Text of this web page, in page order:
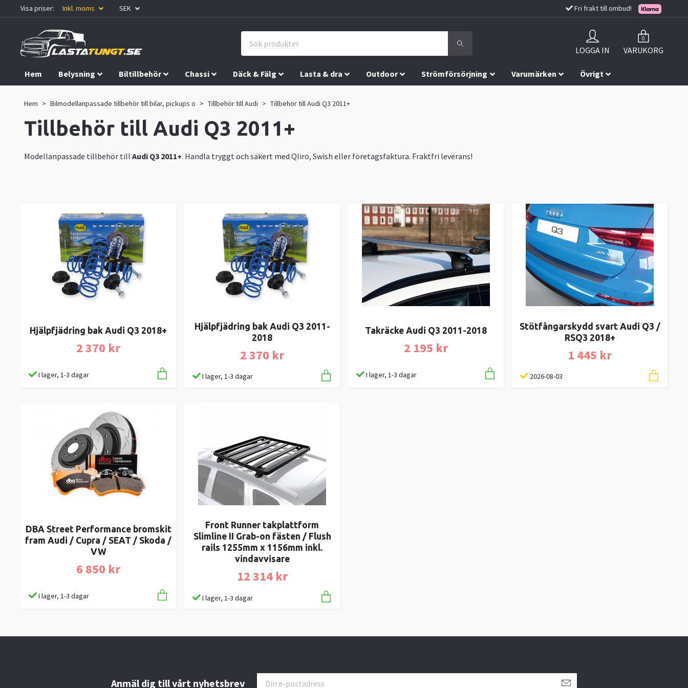
Visa priser: Inkl. moms SEK Fri frakt till ombud!
LOGGA IN
0
VARUKORG
Hem Belysning Biltillbehör Chassi Däck & Fälg Lasta & dra Outdoor Strömförsörjning Varumärken Övrigt
Hem Bilmodellanpassade tillbehör till bilar, pickups o Tillbehör till Audi Tillbehör till Audi Q3 2011+
Tillbehör till Audi Q3 2011+
Modellanpassade tillbehör till Audi Q3 2011+. Handla tryggt och säkert med Qliro, Swish eller företagsfaktura. Fraktfri leverans!
Hjälpfjädring bak Audi Q3 2018+
2 370 kr
I lager, 1-3 dagar
Hjälpfjädring bak Audi Q3 2011-
2018
2 370 kr
I lager, 1-3 dagar
Takräcke Audi Q3 2011-2018
2 195 kr
I lager, 1-3 dagar
Stötfångarskydd svart Audi Q3 /
RSQ3 2018+
1 445 kr
2026-08-03
DBA Street Performance bromskit
fram Audi / Cupra / SEAT / Skoda /
VW
6 850 kr
I lager, 1-3 dagar
Front Runner takplattform
Slimline II Grab-on fästen / Flush
rails 1255mm x 1156mm inkl.
vindavvisare
12 314 kr
I lager, 1-3 dagar
Anmäl dig till vårt nyhetsbrev